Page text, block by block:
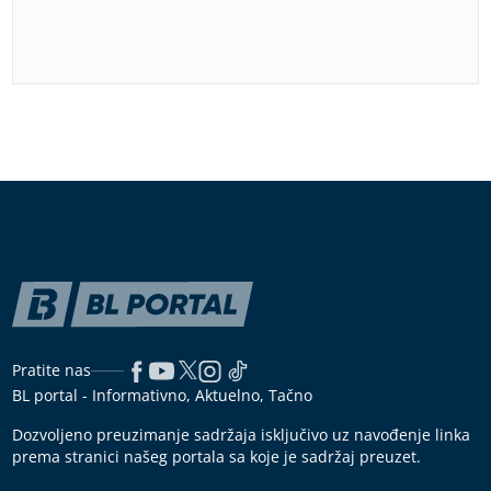
Pratite nas
BL portal - Informativno, Aktuelno, Tačno
Dozvoljeno preuzimanje sadržaja isključivo uz navođenje linka
prema stranici našeg portala sa koje je sadržaj preuzet.